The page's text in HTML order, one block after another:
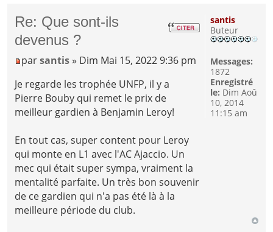
Re: Que sont-ils
devenus ?
parsantis » Dim Mai 15, 2022 9:36 pm
Je regarde les trophée UNFP, il y a
Pierre Bouby qui remet le prix de
meilleur gardien à Benjamin Leroy!
En tout cas, super content pour Leroy
qui monte en L1 avec l'AC Ajaccio. Un
mec qui était super sympa, vraiment la
mentalité parfaite. Un très bon souvenir
de ce gardien qui n'a pas été là à la
meilleure période du club.
santis
Buteur
Messages:
1872
Enregistré
le: Dim Aoû
10, 2014
11:15 am